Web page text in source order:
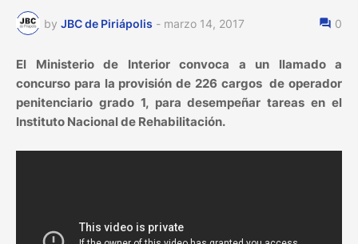
by JBC de Piriápolis - marzo 14, 2017 0
El Ministerio de Interior convoca a un llamado a
concurso para la provisión de 226 cargos de operador
penitenciario grado 1, para desempeñar tareas en el
Instituto Nacional de Rehabilitación.